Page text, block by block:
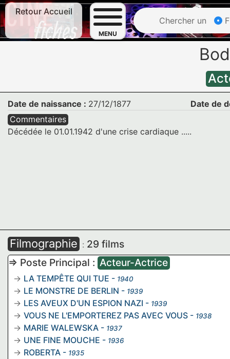
Retour Accueil
MENU
Chercher un
Date de naissance : 27/12/1877
Date de
Commentaires
Décédée le 01.01.1942 d'une crise cardiaque .....
Filmographie : 29 films
=> Poste Principal : Acteur-Actrice
LA TEMPÊTE QUI TUE - 1940
LE MONSTRE DE BERLIN - 1939
LES AVEUX D'UN ESPION NAZI - 1939
VOUS NE L'EMPORTEREZ PAS AVEC VOUS - 1938
MARIE WALEWSKA - 1937
UNE FINE MOUCHE - 1936
ROBERTA - 1935